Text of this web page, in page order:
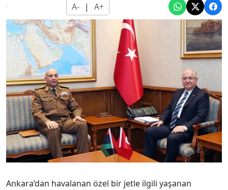
A- | A+
Ankara’dan havalanan özel bir jetle ilgili yaşanan